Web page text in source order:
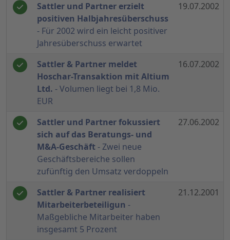
Sattler und Partner erzielt
positiven Halbjahresüberschuss
- Für 2002 wird ein leicht positiver
Jahresüberschuss erwartet
19.07.2002
Sattler & Partner meldet
Hoschar-Transaktion mit Altium
Ltd. - Volumen liegt bei 1,8 Mio.
EUR
16.07.2002
Sattler und Partner fokussiert
sich auf das Beratungs- und
M&A-Geschäft- Zwei neue
Geschäftsbereiche sollen
zufünftig den Umsatz verdoppeln
27.06.2002
Sattler & Partner realisiert
Mitarbeiterbeteiligun -
Maßgebliche Mitarbeiter haben
insgesamt 5 Prozent
21.12.2001